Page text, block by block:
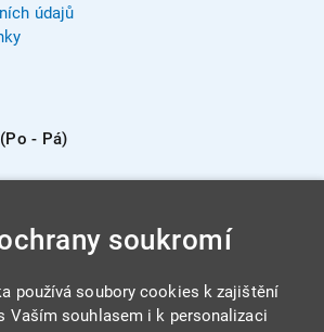
údajů
- Pá)
soukromí
používá soubory cookies k zajištění
Vaším souhlasem i k personalizaci